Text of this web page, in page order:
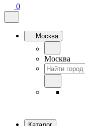
0
Москва
Москва